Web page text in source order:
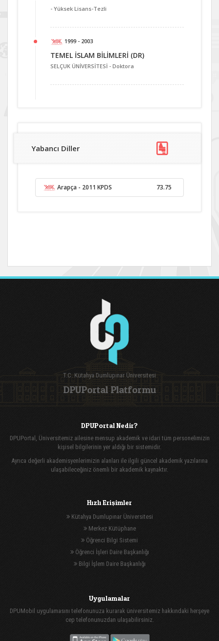
- Yüksek Lisans-Tezli
1999 - 2003
TEMEL İSLAM BİLİMLERİ (DR)
SELÇUK ÜNİVERSİTESİ - Doktora
Yabancı Diller
Arapça - 2011 KPDS 73.75
T.C. Kütahya Dumlupınar Üniversitesi
DPUPortal Platformu
DPUPortal Nedir?
DPUPortal, Üniversitemiz ailesine mensup akademik ve idari tüm personelimizin
kişisel bilgilerinin yer aldığı bir sistemidir.
Ayrıca değerli akademisyenlerimizin alanları ile ilgili güncel akademik yazılarına
ulaşabileceğiniz önemli bir akademik kaynaktır.
Hızlı Erişimler
Kütahya Dumlupınar Üniversitesi
Merkez Kütüphane
Öğrenci Bilgi Sistemi
Öğrenci İşleri Daire Başkanlığı
Bilgi İşlem Daire Başkanlığı
Uygulamalar
DPUMobil uygulamasını telefonunuza kurarak üniversitemiz hakkındaki herşeye
cep telefonunuzdan ulaşabilirsiniz.